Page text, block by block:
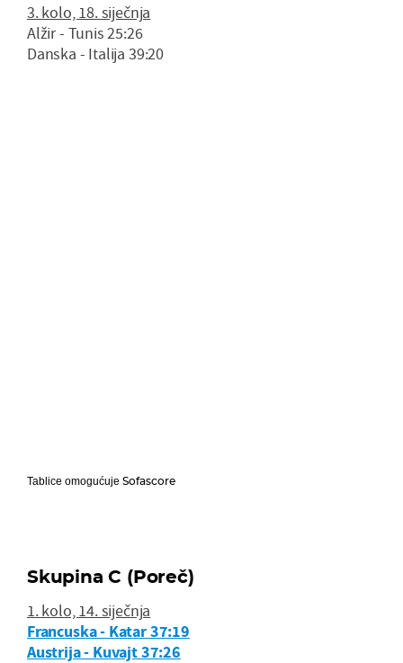
3. kolo, 18. siječnja
Alžir - Tunis 25:26
Danska - Italija 39:20
Tablice omogućuje Sofascore
Skupina C (Poreč)
1. kolo, 14. siječnja
Francuska - Katar 37:19
Austrija - Kuvajt 37:26